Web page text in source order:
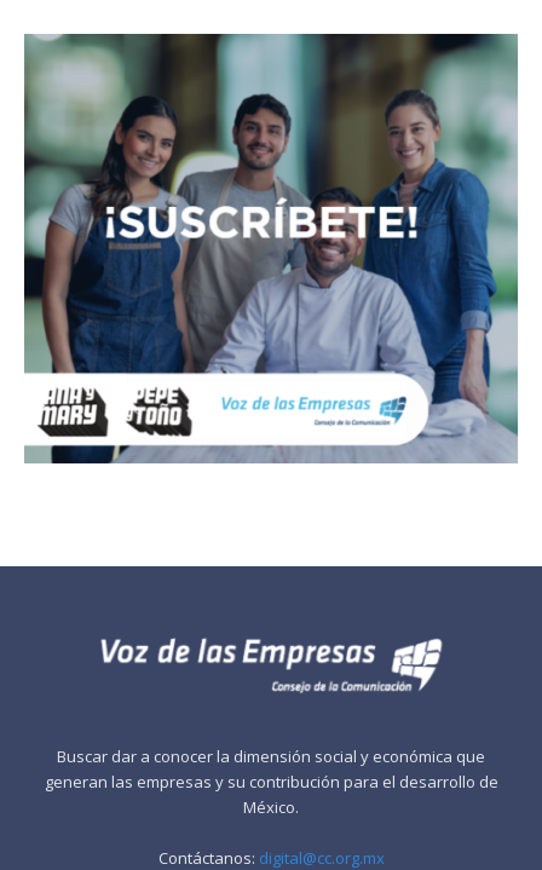
Buscar dar a conocer la dimensión social y económica que
generan las empresas y su contribución para el desarrollo de
México.
Contáctanos: digital@cc.org.mx